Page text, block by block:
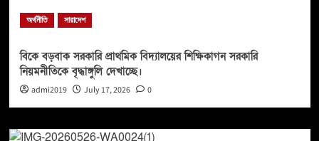
অর্থনীতি সারাদেশ
বিকে বড়বাক সরকারি প্রাথমিক বিদ্যালয়ের শিক্ষিকাগন সরকারি
নিয়মনীতিকে বৃদ্ধাঙ্গুলি দেখাচ্ছে।
admi2019 July 17, 2026 0